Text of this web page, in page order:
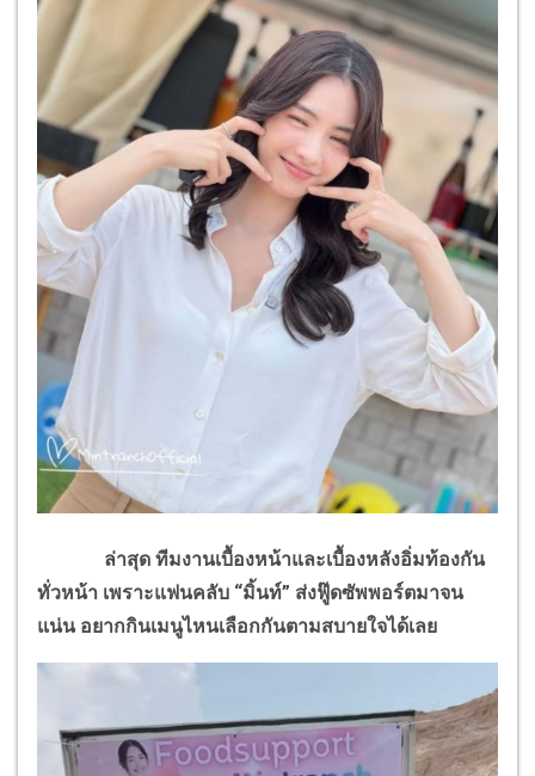
ล่าสุด ทีมงานเบื้องหน้าและเบื้องหลังอิ่มท้องกัน
ทั่วหน้า เพราะแฟนคลับ “มิ้นท์” ส่งฟู๊ดซัพพอร์ตมาจน
แน่น อยากกินเมนูไหนเลือกกันตามสบายใจได้เลย